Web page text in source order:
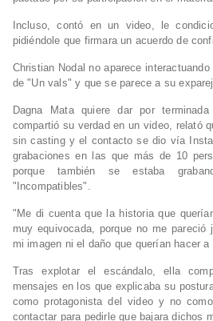
Incluso, contó en un video, le
pidiéndole que firmara un acuerdo de
Christian Nodal no aparece
de "Un vals" y que se parece a su
Dagna Mata quiere dar por
compartió su verdad en un video, relató
sin casting y el contacto se dio vía
grabaciones en las que más de 10
porque también se estaba
"Incompatibles".
"Me di cuenta que la historia que
muy equivocada, porque no me
mi imagen ni el daño que querían hacer
Tras explotar el escándalo, ella
mensajes en los que explicaba su
como protagonista del video y no
contactar para pedirle que bajara dichos